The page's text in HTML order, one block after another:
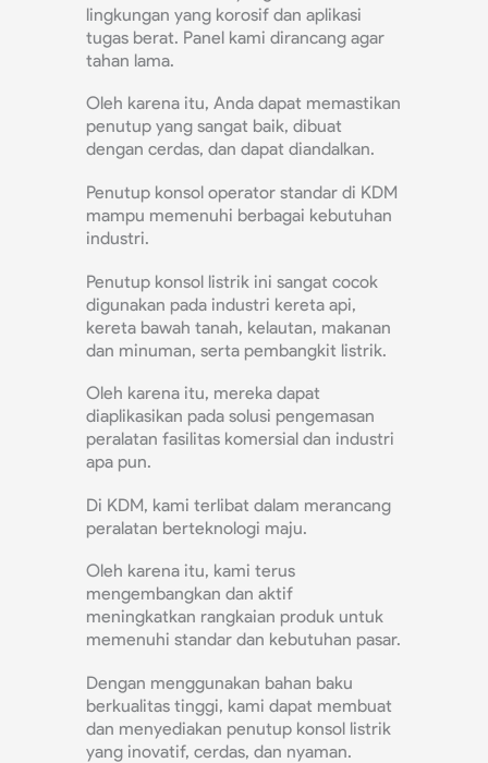
lingkungan yang korosif dan aplikasi
tugas berat. Panel kami dirancang agar
tahan lama.
Oleh karena itu, Anda dapat memastikan
penutup yang sangat baik, dibuat
dengan cerdas, dan dapat diandalkan.
Penutup konsol operator standar di KDM
mampu memenuhi berbagai kebutuhan
industri.
Penutup konsol listrik ini sangat cocok
digunakan pada industri kereta api,
kereta bawah tanah, kelautan, makanan
dan minuman, serta pembangkit listrik.
Oleh karena itu, mereka dapat
diaplikasikan pada solusi pengemasan
peralatan fasilitas komersial dan industri
apa pun.
Di KDM, kami terlibat dalam merancang
peralatan berteknologi maju.
Oleh karena itu, kami terus
mengembangkan dan aktif
meningkatkan rangkaian produk untuk
memenuhi standar dan kebutuhan pasar.
Dengan menggunakan bahan baku
berkualitas tinggi, kami dapat membuat
dan menyediakan penutup konsol listrik
yang inovatif, cerdas, dan nyaman.